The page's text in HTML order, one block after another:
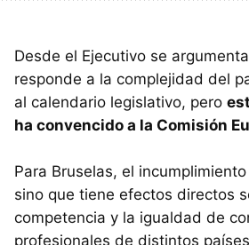
Desde el Ejecutivo se
responde a la complejidad del
al calendario legislativo, pero
ha convencido a la Comisión
Para Bruselas, el
sino que tiene efectos directos
competencia y la igualdad de
profesionales de distintos